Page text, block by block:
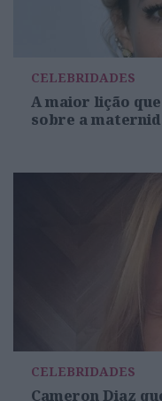
CELEBRIDADES
A maior lição
sobre a
CELEBRIDADES
Cameron Diaz